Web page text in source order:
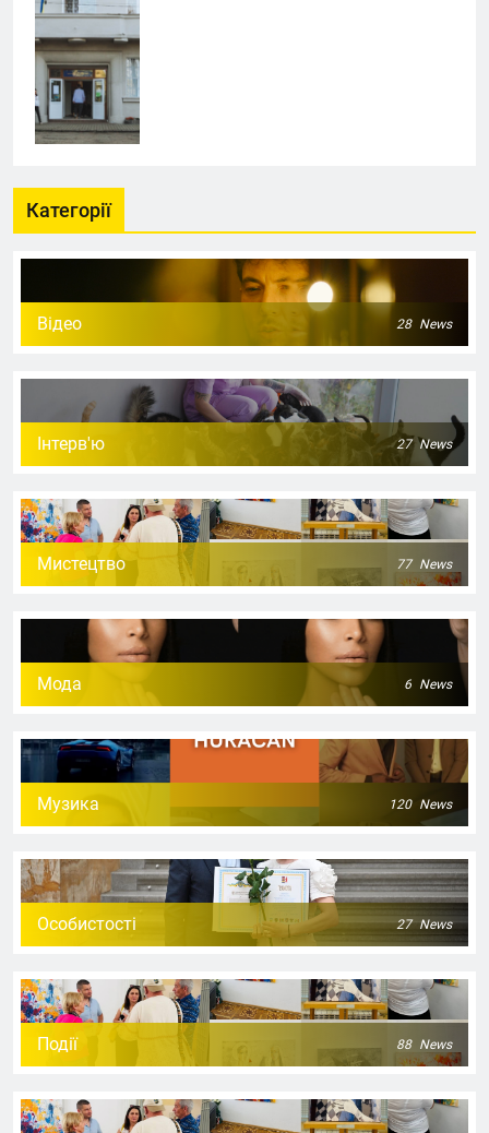
Категорії
Відео 28 News
Інтерв'ю 27 News
Мистецтво 77 News
Мода 6 News
Музика 120 News
Особистості 27 News
Події 88 News